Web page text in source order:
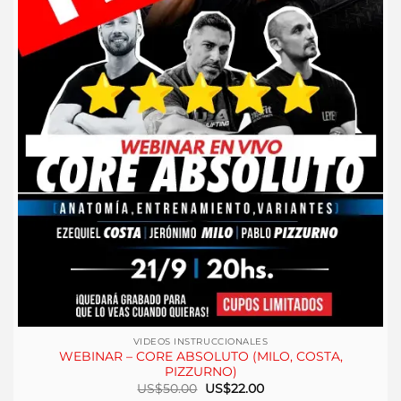
VIDEOS INSTRUCCIONALES
WEBINAR – CORE ABSOLUTO (MILO, COSTA,
PIZZURNO)
US$50.00 El
US$22.00El